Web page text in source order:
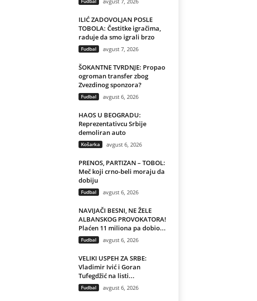
ILIĆ ZADOVOLJAN POSLE
TOBOLA: Čestitke igračima,
raduje da smo igrali brzo
Fudbal avgust 7, 2026
ŠOKANTNE TVRDNJE: Propao
ogroman transfer zbog
Zvezdinog sponzora?
Fudbal avgust 6, 2026
HAOS U BEOGRADU:
Reprezentativcu Srbije
demoliran auto
Košarka avgust 6, 2026
PRENOS, PARTIZAN – TOBOL:
Meč koji crno-beli moraju da
dobiju
Fudbal avgust 6, 2026
NAVIJAČI BESNI, NE ŽELE
ALBANSKOG PROVOKATORA!
Plaćen 11 miliona pa dobio...
Fudbal avgust 6, 2026
VELIKI USPEH ZA SRBE:
Vladimir Ivić i Goran
Tufegdžić na listi...
Fudbal avgust 6, 2026